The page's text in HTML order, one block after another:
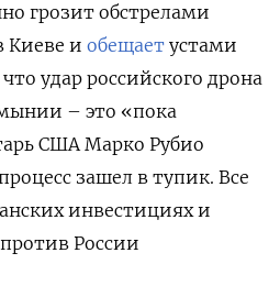
грозит обстрелами
Киеве и обещает устами
удар российского дрона
– это «пока
США Марко Рубио
зашел в тупик. Все
инвестициях и
России